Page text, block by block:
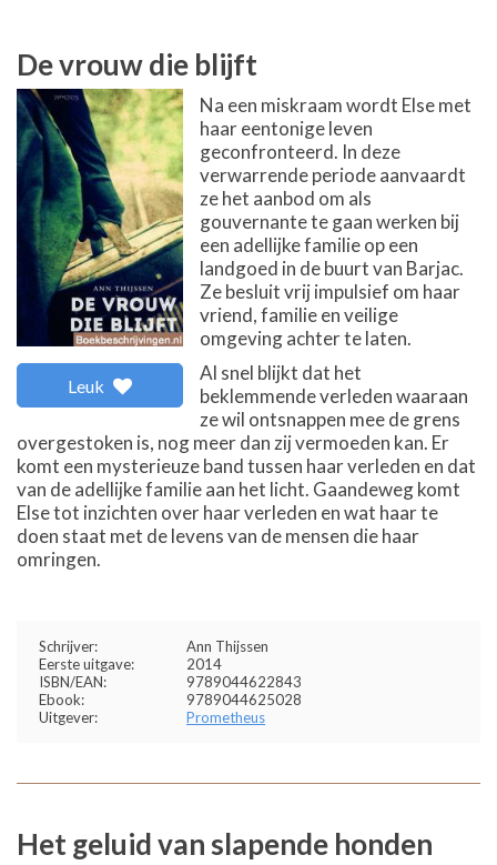
De vrouw die blijft
Leuk
Na een miskraam wordt Else met
haar eentonige leven
geconfronteerd. In deze
verwarrende periode aanvaardt
ze het aanbod om als
gouvernante te gaan werken bij
een adellijke familie op een
landgoed in de buurt van Barjac.
Ze besluit vrij impulsief om haar
vriend, familie en veilige
omgeving achter te laten.
Al snel blijkt dat het
beklemmende verleden waaraan
ze wil ontsnappen mee de grens
overgestoken is, nog meer dan zij vermoeden kan. Er
komt een mysterieuze band tussen haar verleden en dat
van de adellijke familie aan het licht. Gaandeweg komt
Else tot inzichten over haar verleden en wat haar te
doen staat met de levens van de mensen die haar
omringen.
Schrijver:
Ann Thijssen
Eerste uitgave:
2014
ISBN/EAN:
9789044622843
Ebook:
9789044625028
Uitgever:
Prometheus
Het geluid van slapende honden